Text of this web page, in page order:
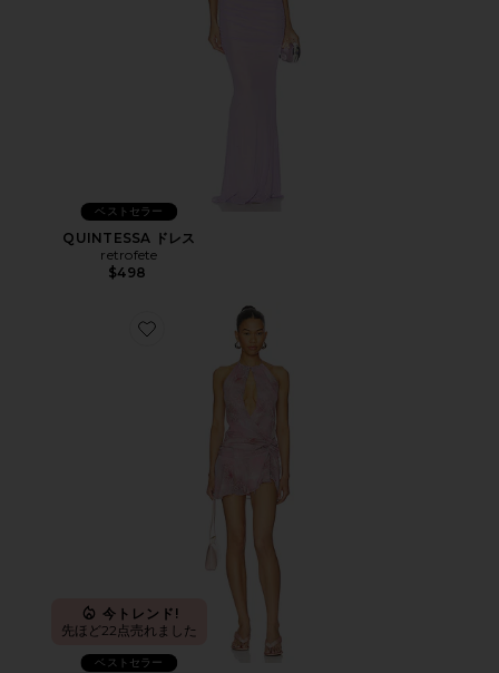
ベストセラー
QUINTESSA ドレス
retrofete
$498
Favorite SUTTON ドレス
今トレンド!
先ほど22点売れました
ベストセラー